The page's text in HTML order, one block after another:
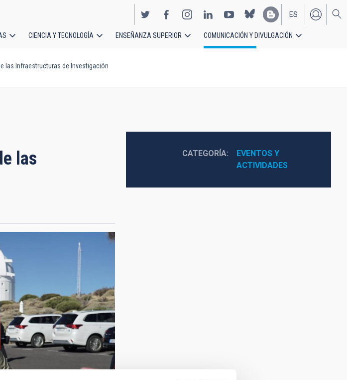
EN
ES
CIENCIA Y TECNOLOGÍA ENSEÑANZA SUPERIOR COMUNICACIÓN Y DIVULGACIÓN
las Infraestructuras de Investigación
las
CATEGORÍA
EVENTOS Y
ACTIVIDADES